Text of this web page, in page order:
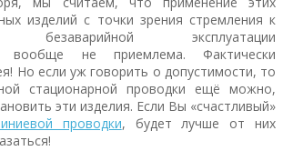
изделий с точки зрения стремления к
безаварийной эксплуатации
вообще не приемлема. Фактически
Но если уж говорить о допустимости, то
стационарной проводки ещё можно,
эти изделия. Если Вы «счастливый»
проводки, будет лучше от них